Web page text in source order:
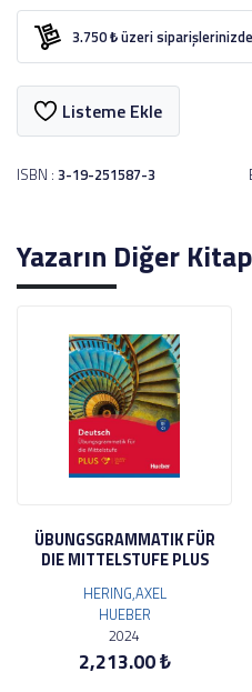
3.750 ₺ üzeri
Listeme Ekle
ISBN : 3-19-251587-3
Yazarın Diğer
ÜBUNGSGRAMMATIK FÜR
DIE MITTELSTUFE PLUS
HERING,AXEL
HUEBER
2024
2,213.00 ₺